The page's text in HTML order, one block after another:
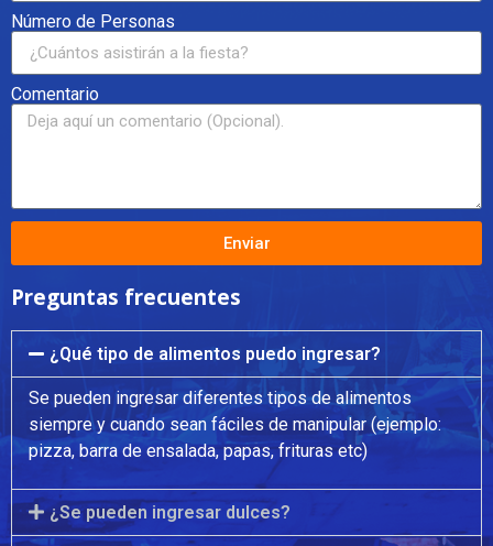
Número de Personas
Comentario
Enviar
Preguntas frecuentes
¿Qué tipo de alimentos puedo ingresar?
Se pueden ingresar diferentes tipos de alimentos
siempre y cuando sean fáciles de manipular (ejemplo:
pizza, barra de ensalada, papas, frituras etc)
¿Se pueden ingresar dulces?